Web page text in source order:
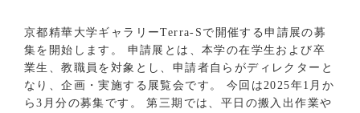
京都精華大学ギャラリーTerra-Sで開催する申請展の募
集を開始します。 申請展とは、本学の在学生および卒
業生、教職員を対象とし、申請者自らがディレクターと
なり、企画・実施する展覧会です。 今回は2025年1月か
ら3月分の募集です。 第三期では、平日の搬入出作業や